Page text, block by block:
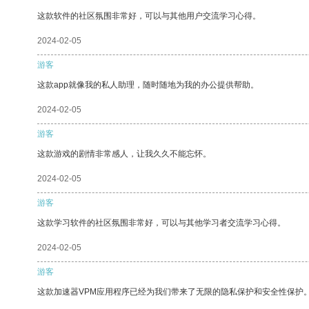
这款软件的社区氛围非常好，可以与其他用户交流学习心得。
2024-02-05
游客
这款app就像我的私人助理，随时随地为我的办公提供帮助。
2024-02-05
游客
这款游戏的剧情非常感人，让我久久不能忘怀。
2024-02-05
游客
这款学习软件的社区氛围非常好，可以与其他学习者交流学习心得。
2024-02-05
游客
这款加速器VPM应用程序已经为我们带来了无限的隐私保护和安全性保护